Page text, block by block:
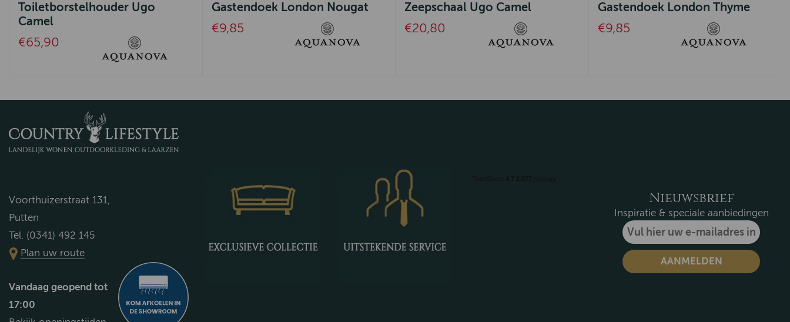
Toiletborstelhouder Ugo
Camel
€65,90
Gastendoek London Nougat
€9,85
Zeepschaal Ugo Camel
€20,80
Gastendoek London Thyme
€9,85
Voorthuizerstraat 131,
Putten
Tel. (0341) 492 145
Plan uw route
Vandaag geopend tot
17:00
Nieuwsbrief
Inspiratie & speciale aanbiedingen